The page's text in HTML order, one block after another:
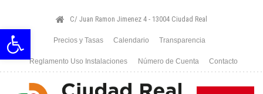
Abrir barra de herramientas
C/ Juan Ramon Jimenez 4 - 13004 Ciudad Real
Precios y Tasas Calendario Transparencia
Reglamento Uso Instalaciones Número de Cuenta Contacto